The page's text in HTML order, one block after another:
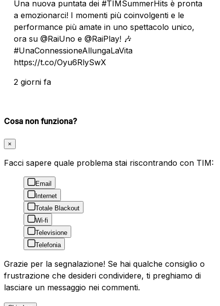
Una nuova puntata dei #TIMSummerHits è pronta
a emozionarci! I momenti più coinvolgenti e le
performance più amate in uno spettacolo unico,
ora su @RaiUno e @RaiPlay! 🎶
#UnaConnessioneAllungaLaVita
https://t.co/Oyu6RlySwX
2 giorni fa
Cosa non funziona?
×
Facci sapere quale problema stai riscontrando con TIM:
Email
Internet
Totale Blackout
Wi-fi
Televisione
Telefonia
Grazie per la segnalazione! Se hai qualche consiglio o
frustrazione che desideri condividere, ti preghiamo di
lasciare un messaggio nei commenti.